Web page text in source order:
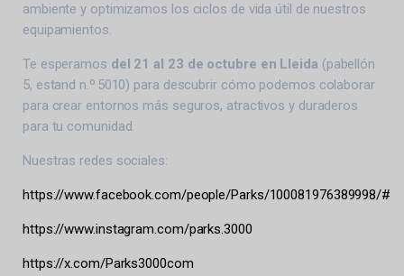
ambiente y optimizamos los ciclos de vida útil de nuestros
equipamientos.
Te esperamos del 21 al 23 de octubre en Lleida (pabellón
5, estand n.º 5010) para descubrir cómo podemos colaborar
para crear entornos más seguros, atractivos y duraderos
para tu comunidad.
Nuestras redes sociales:
https://www.facebook.com/people/Parks/100081976389998/#
https://www.instagram.com/parks.3000
https://x.com/Parks3000com